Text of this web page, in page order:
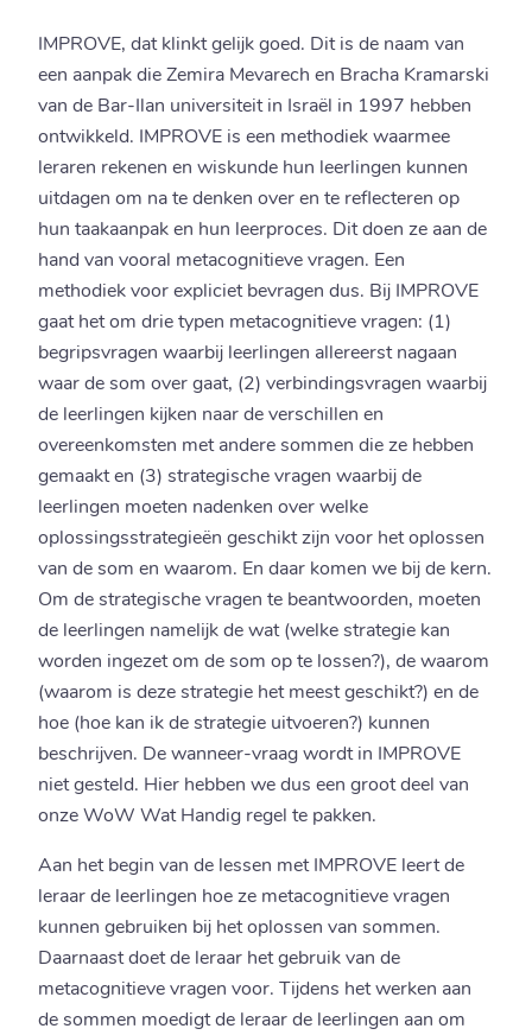
IMPROVE, dat klinkt gelijk goed. Dit is de naam van
een aanpak die Zemira Mevarech en Bracha Kramarski
van de Bar-Ilan universiteit in Israël in 1997 hebben
ontwikkeld. IMPROVE is een methodiek waarmee
leraren rekenen en wiskunde hun leerlingen kunnen
uitdagen om na te denken over en te reflecteren op
hun taakaanpak en hun leerproces. Dit doen ze aan de
hand van vooral metacognitieve vragen. Een
methodiek voor expliciet bevragen dus. Bij IMPROVE
gaat het om drie typen metacognitieve vragen: (1)
begripsvragen waarbij leerlingen allereerst nagaan
waar de som over gaat, (2) verbindingsvragen waarbij
de leerlingen kijken naar de verschillen en
overeenkomsten met andere sommen die ze hebben
gemaakt en (3) strategische vragen waarbij de
leerlingen moeten nadenken over welke
oplossingsstrategieën geschikt zijn voor het oplossen
van de som en waarom. En daar komen we bij de kern.
Om de strategische vragen te beantwoorden, moeten
de leerlingen namelijk de wat (welke strategie kan
worden ingezet om de som op te lossen?), de waarom
(waarom is deze strategie het meest geschikt?) en de
hoe (hoe kan ik de strategie uitvoeren?) kunnen
beschrijven. De wanneer-vraag wordt in IMPROVE
niet gesteld. Hier hebben we dus een groot deel van
onze WoW Wat Handig regel te pakken.
Aan het begin van de lessen met IMPROVE leert de
leraar de leerlingen hoe ze metacognitieve vragen
kunnen gebruiken bij het oplossen van sommen.
Daarnaast doet de leraar het gebruik van de
metacognitieve vragen voor. Tijdens het werken aan
de sommen moedigt de leraar de leerlingen aan om